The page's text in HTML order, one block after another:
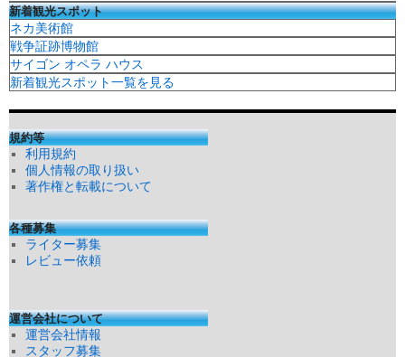
新着観光スポット
ネカ美術館
戦争証跡博物館
サイゴン オペラ ハウス
新着観光スポット一覧を見る
規約等
利用規約
個人情報の取り扱い
著作権と転載について
各種募集
ライター募集
レビュー依頼
運営会社について
運営会社情報
スタッフ募集